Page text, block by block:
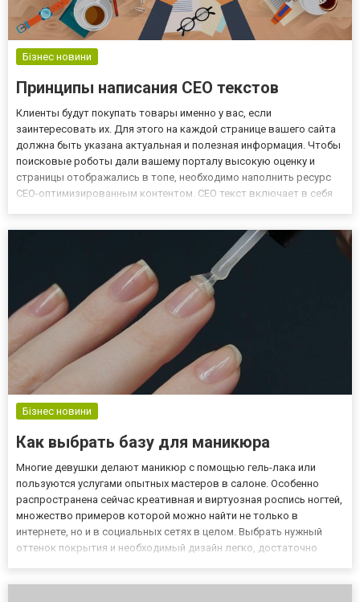
Бізнес новини
Принципы написания СЕО текстов
Клиенты будут покупать товары именно у вас, если
заинтересовать их. Для этого на каждой странице вашего сайта
должна быть указана актуальная и полезная информация. Чтобы
поисковые роботы дали вашему порталу высокую оценку и
страницы отображались в топе, необходимо наполнить ресурс
СЕО-оптимизированным контентом. СЕО текст включает в себя
Бізнес новини
Как выбрать базу для маникюра
Многие девушки делают маникюр с помощью гель-лака или
пользуются услугами опытных мастеров в салоне. Особенно
распространена сейчас креативная и виртуозная роспись ногтей,
множество примеров которой можно найти не только в
интернете, но и в социальных сетях в целом. Выбрать нужный
оттенок покрытия и необходимый дизайн легко, достаточно